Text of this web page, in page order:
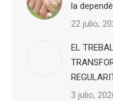
la
22 julio,
EL
3 julio,